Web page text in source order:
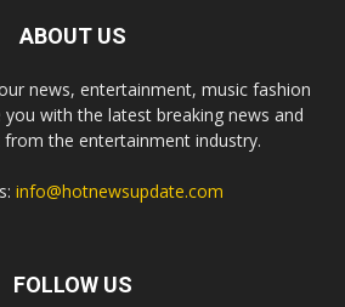
ABOUT US
news, entertainment, music fashion
with the latest breaking news and
the entertainment industry.
info@hotnewsupdate.com
FOLLOW US